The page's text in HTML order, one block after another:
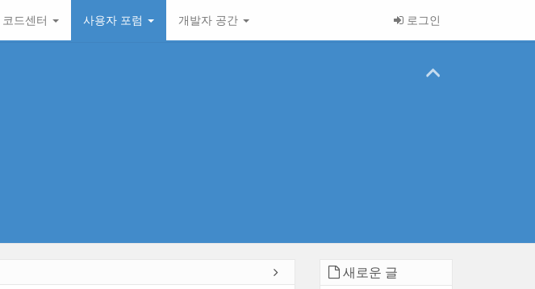
코드센터 사용자 포럼 개발자 공간 로그인
새로운 글